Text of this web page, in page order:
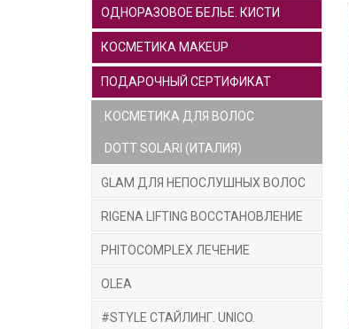
ОДНОРАЗОВОЕ БЕЛЬЕ. КИСТИ
КОСМЕТИКА MAKEUP
ПОДАРОЧНЫЙ СЕРТИФИКАТ
КОСМЕТИКА ДЛЯ ВОЛОС
DOTT SOLARI (ИТАЛИЯ)
GLAM ДЛЯ НЕПОСЛУШНЫХ ВОЛОС
RIGENA LIFTING ВОССТАНОВЛЕНИЕ
PHITOCOMPLEX ЛЕЧЕНИЕ
OLEA
#STYLE СТАЙЛИНГ. UNICO.